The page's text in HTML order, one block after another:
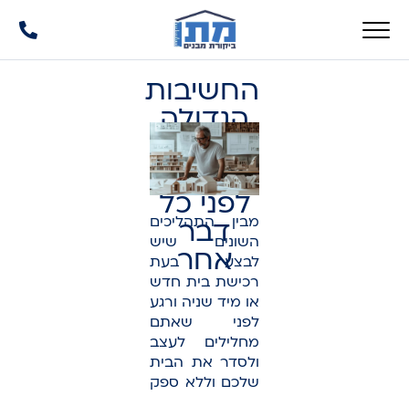
החשיבות
הגדולה
בביצוע
בדק בית
לפני כל
דבר
אחר
מבין התהליכים
השונים שיש
לבצע בעת
רכישת בית חדש
או מיד שניה ורגע
לפני שאתם
מחלילים לעצב
ולסדר את הבית
שלכם וללא ספק